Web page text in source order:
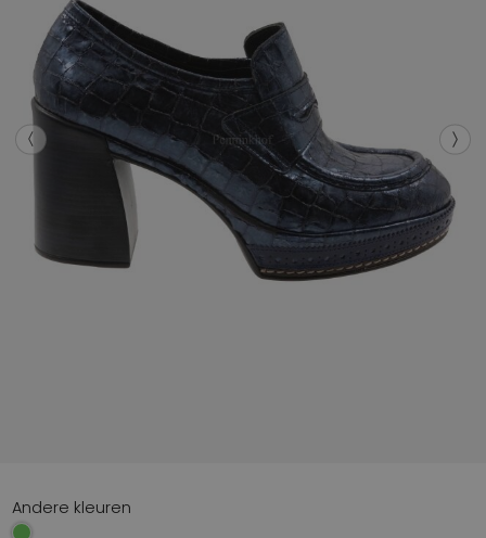
Andere kleuren